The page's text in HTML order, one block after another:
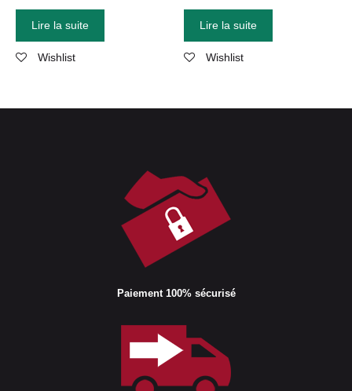
Lire la suite
Wishlist
Lire la suite
Wishlist
Paiement 100% sécurisé